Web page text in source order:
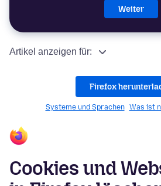
Weiter
Artikel anzeigen für:
Firefox
Systeme und Sprachen Was ist
Cookies und